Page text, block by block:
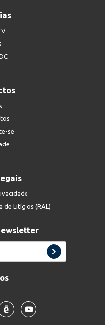
se
de Litígios (RAL)